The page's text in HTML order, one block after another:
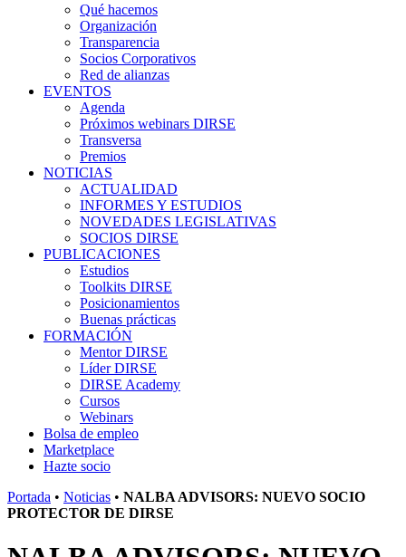
Qué hacemos
Organización
Transparencia
Socios Corporativos
Red de alianzas
EVENTOS
Agenda
Próximos webinars DIRSE
Transversa
Premios
NOTICIAS
ACTUALIDAD
INFORMES Y ESTUDIOS
NOVEDADES LEGISLATIVAS
SOCIOS DIRSE
PUBLICACIONES
Estudios
Toolkits DIRSE
Posicionamientos
Buenas prácticas
FORMACIÓN
Mentor DIRSE
Líder DIRSE
DIRSE Academy
Cursos
Webinars
Bolsa de empleo
Marketplace
Hazte socio
Portada • Noticias • NALBA ADVISORS: NUEVO SOCIO
PROTECTOR DE DIRSE